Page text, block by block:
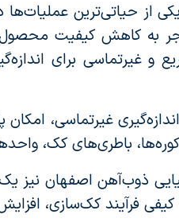
از حیاتی‌ترین
به کاهش کیفیت
و غیرتماسی برای
اندازه‌گیری غیرتماسی،
کوره‌ها، باطری‌های کک،
ذوب‌آهن اصفهان نیز یک
فرآیند کک‌سازی،